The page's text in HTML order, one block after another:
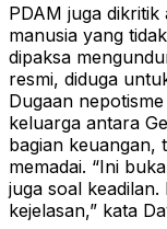
PDAM juga
manusia yang
dipaksa
resmi, diduga
Dugaan
keluarga antara
bagian keuangan,
memadai. “Ini
juga soal
kejelasan,” kata